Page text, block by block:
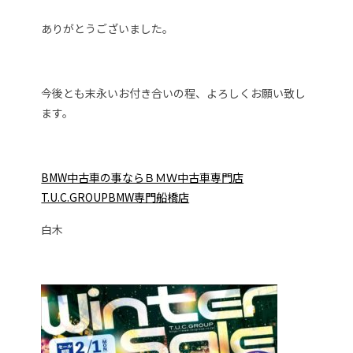
ありがとうございました。
今後とも末永いお付き合いの程、よろしくお願い致し
ます。
BMW中古車の事ならＢＭＷ中古車専門店
T.U.C.GROUPBMW専門船橋店
白木